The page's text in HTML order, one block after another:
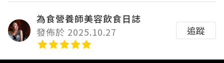
為食營養師美容飲食日誌
發佈於 2025.10.27
追蹤